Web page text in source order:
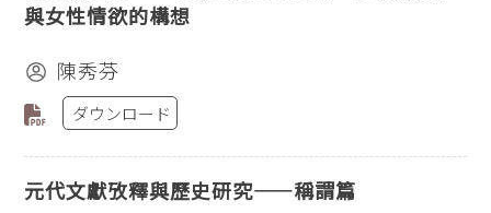
與女性情欲的構想
陳秀芬
ダウンロード
元代文獻攷釋與歷史研究——稱謂篇